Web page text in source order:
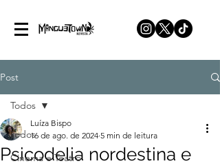
Post
Todos
Cinema e Teatro
Todos
Psicodelia nordestina e
Luíza Bispo
16 de ago. de 2024 5 min de leitura